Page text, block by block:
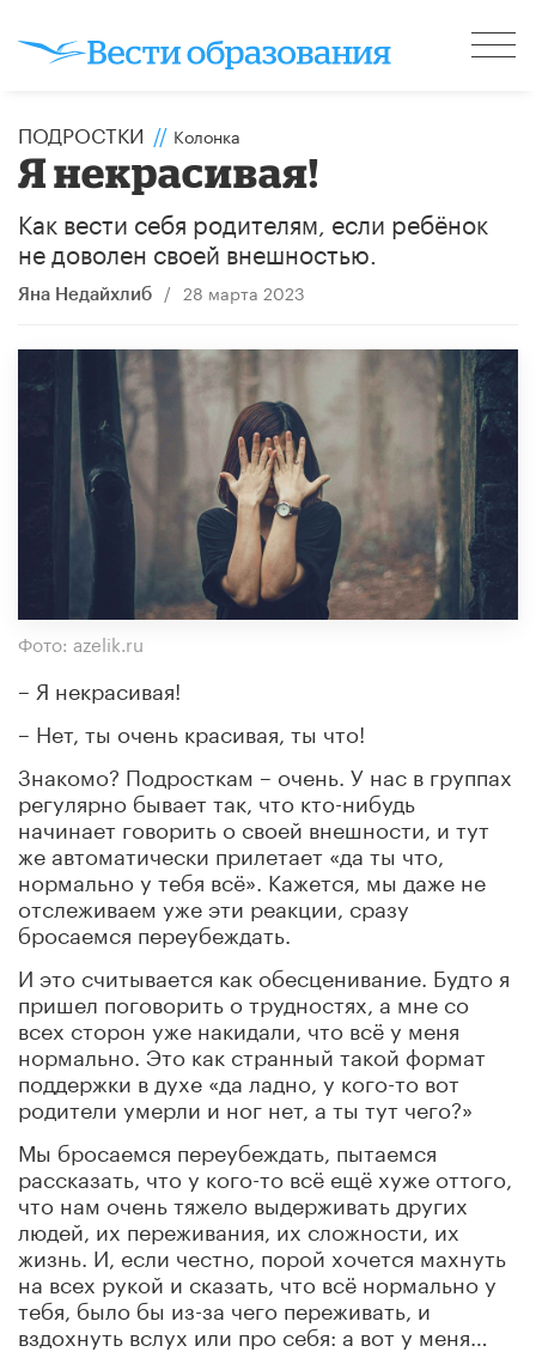
ПОДРОСТКИ // Колонка
Я некрасивая!
Как вести себя родителям, если ребёнок
не доволен своей внешностью.
Яна Недайхлиб / 28 марта 2023
Фото: azelik.ru
– Я некрасивая!
– Нет, ты очень красивая, ты что!
Знакомо? Подросткам – очень. У нас в группах
регулярно бывает так, что кто-нибудь
начинает говорить о своей внешности, и тут
же автоматически прилетает «да ты что,
нормально у тебя всё». Кажется, мы даже не
отслеживаем уже эти реакции, сразу
бросаемся переубеждать.
И это считывается как обесценивание. Будто я
пришел поговорить о трудностях, а мне со
всех сторон уже накидали, что всё у меня
нормально. Это как странный такой формат
поддержки в духе «да ладно, у кого-то вот
родители умерли и ног нет, а ты тут чего?»
Мы бросаемся переубеждать, пытаемся
рассказать, что у кого-то всё ещё хуже оттого,
что нам очень тяжело выдерживать других
людей, их переживания, их сложности, их
жизнь. И, если честно, порой хочется махнуть
на всех рукой и сказать, что всё нормально у
тебя, было бы из-за чего переживать, и
вздохнуть вслух или про себя: а вот у меня…